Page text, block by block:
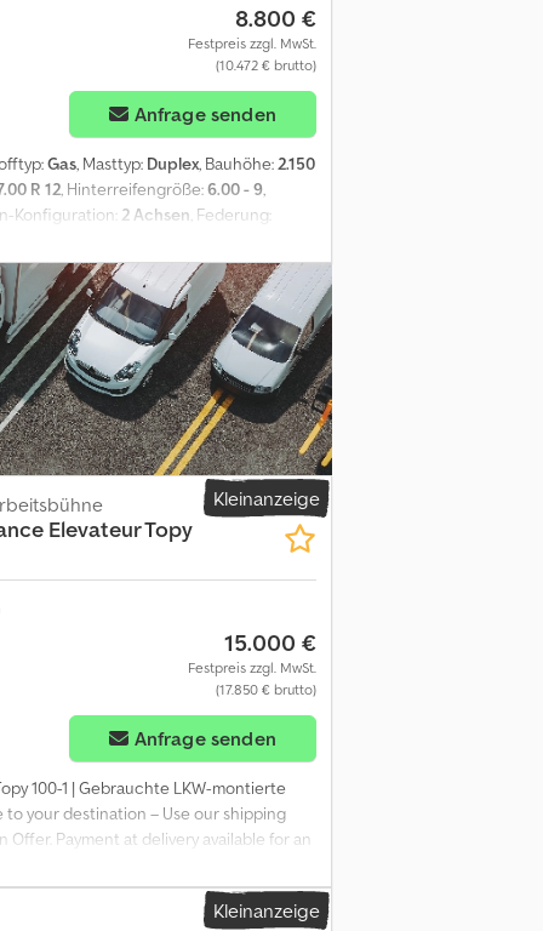
8.800 €
Festpreis zzgl. MwSt.
(10.472 € brutto)
Anfrage senden
Gas, Masttyp: Duplex, Bauhöhe:2.150
R 12, Hinterreifengröße:6.00 - 9,
Konfiguration: 2 Achsen, Federung:
keine Klimaanlage, Grundfarbe: rot
t. Gas - Gabelstapler, Baujahr 2005,
Vollkabine, Duplex - Mast,
Kleinanzeige
Elevateur Topy
15.000 €
Festpreis zzgl. MwSt.
(17.850 € brutto)
Anfrage senden
100-1 | Gebrauchte LKW-montierte
to your destination – Use our shipping
Payment at delivery available for an
50 Inspektionspunkte 49 genehmigt ✅ 1
gut,guter zustand, Hilfsrahmen
The reference "41123 Equippo" is
Kleinanzeige